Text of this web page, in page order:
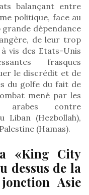
balançant entre
politique, face au
dépendance
de leur trop
vis des Etats-Unis
frasques
le discrédit et de
du golfe du fait de
mené par les
arabes contre
Liban (Hezbollah),
(Hamas).
«King City
dessus de la
Asie